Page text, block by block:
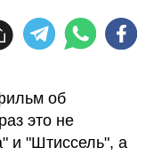
об
это не
и "Штиссель", а